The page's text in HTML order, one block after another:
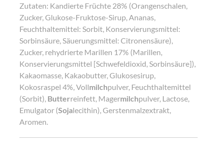
Zutaten: Kandierte Früchte 28% (Orangenschalen,
Zucker, Glukose-Fruktose-Sirup, Ananas,
Feuchthaltemittel: Sorbit, Konservierungsmittel:
Sorbinsäure, Säuerungsmittel: Citronensäure),
Zucker, rehydrierte Marillen 17% (Marillen,
Konservierungsmittel [Schwefeldioxid, Sorbinsäure]),
Kakaomasse, Kakaobutter, Glukosesirup,
Kokosraspel 4%, Vollmilchpulver, Feuchthaltemittel
(Sorbit), Butterreinfett, Magermilchpulver, Lactose,
Emulgator (Sojalecithin), Gerstenmalzextrakt,
Aromen.